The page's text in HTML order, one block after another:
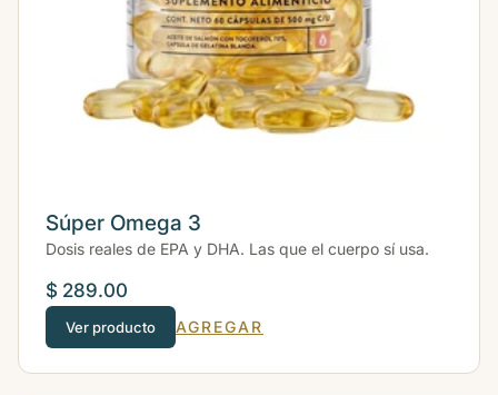
Súper Omega 3
Dosis reales de EPA y DHA. Las que el cuerpo sí usa.
$ 289.00
Ver producto AGREGAR